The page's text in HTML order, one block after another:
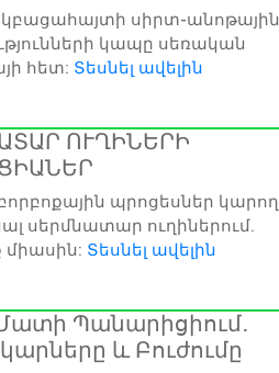
սիրտ-անոթային
կապը սեռական
հետ: Տեսնել ավելին
ՈՒՂԻՆԵՐԻ
պրոցեսներ կարող
սերմնատար ուղիներում.
Տեսնել ավելին
Պանարիցիում․
և Բուժումը